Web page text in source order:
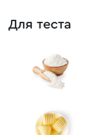
Для теста